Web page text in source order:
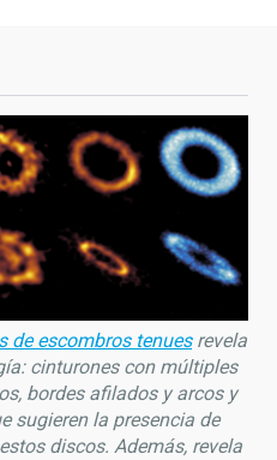
de escombros tenuesrevela
cinturones con múltiples
bordes afilados y arcos y
sugieren la presencia de
discos. Además, revela